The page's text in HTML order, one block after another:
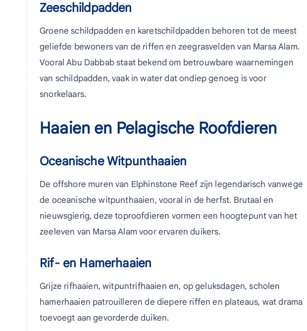
Zeeschildpadden
Groene schildpadden en karetschildpadden behoren tot de meest
geliefde bewoners van de riffen en zeegrasvelden van Marsa Alam.
Vooral Abu Dabbab staat bekend om betrouwbare waarnemingen
van schildpadden, vaak in water dat ondiep genoeg is voor
snorkelaars.
Haaien en Pelagische Roofdieren
Oceanische Witpunthaaien
De offshore muren van Elphinstone Reef zijn legendarisch vanwege
de oceanische witpunthaaien, vooral in de herfst. Brutaal en
nieuwsgierig, deze toproofdieren vormen een hoogtepunt van het
zeeleven van Marsa Alam voor ervaren duikers.
Rif- en Hamerhaaien
Grijze rifhaaien, witpuntrifhaaien en, op geluksdagen, scholen
hamerhaaien patrouilleren de diepere riffen en plateaus, wat drama
toevoegt aan gevorderde duiken.